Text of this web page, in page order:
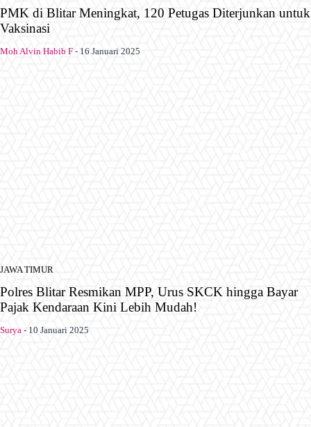
PMK di Blitar Meningkat, 120 Petugas Diterjunkan untuk
Vaksinasi
Moh Alvin Habib F - 16 Januari 2025
JAWA TIMUR
Polres Blitar Resmikan MPP, Urus SKCK hingga Bayar
Pajak Kendaraan Kini Lebih Mudah!
Surya - 10 Januari 2025